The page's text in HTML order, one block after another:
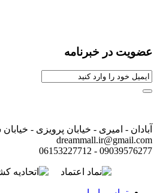
عضویت در خبرنامه
آبادان - امیری - خیابان پرویزی -
dreammall.ir@gmail.com
09039576277 - 06153227712